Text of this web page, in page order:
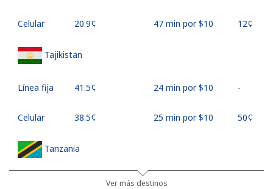
Celular ⁦20.9¢⁩ 47 min por ⁦$10⁩ ⁦12¢⁩
Tajikistan
Línea fija ⁦41.5¢⁩ 24 min por ⁦$10⁩ -
Celular ⁦38.5¢⁩ 25 min por ⁦$10⁩ ⁦50¢⁩
Tanzania
18 min por ⁦$10⁩
Ver más destinos